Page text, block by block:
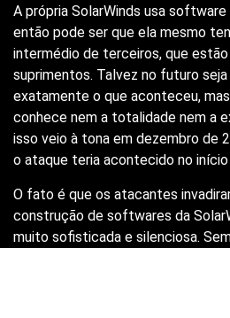
A própria SolarWinds usa
então pode ser que ela mesmo
intermédio de terceiros, que estão
suprimentos. Talvez no futuro
exatamente o que aconteceu,
conhece nem a totalidade nem a
isso veio à tona em dezembro de
o ataque teria acontecido no
O fato é que os atacantes
construção de softwares da
muito sofisticada e silenciosa.